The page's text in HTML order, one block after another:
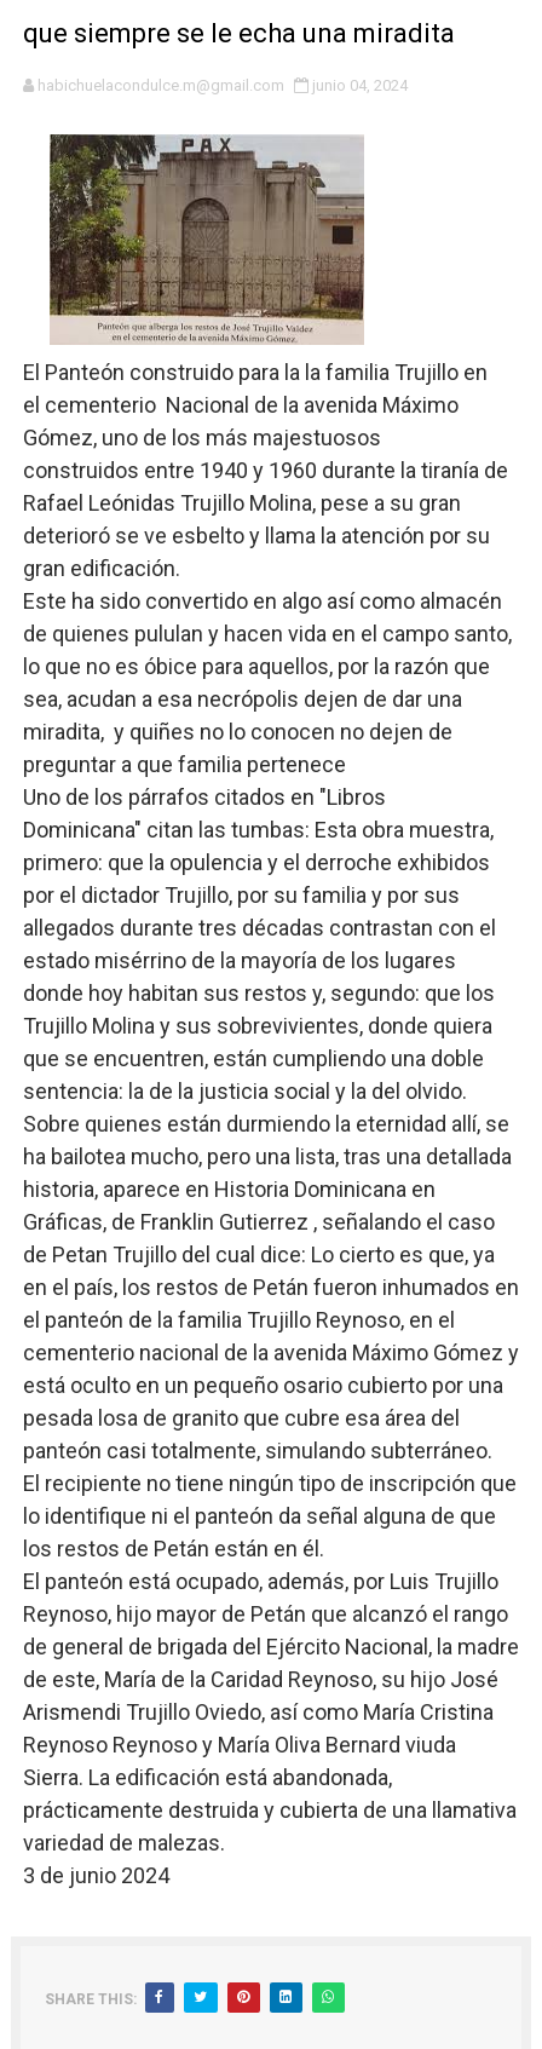
Bienes Nacionales recauda más de RD 57 millones en
Residentes en San Juan beneficiados con jornada
El magistrado Henry Molina decidió no seguir en la
​Domingo Plácido critica la situación económica y
Graduación XII Promoción Servicio Militar Voluntario
Fellito Suberví asegura en Carolina Mejía RD tiene la
CESDN urge fortalecer el sistema eléctrico ante
Candidato a presidente del Colegio de Notarios hace
Digecac realizará Primer Festival de Plantas 2026
Josefa Castillo: Liderazgo y Transformación Social al
Lee Ballester a los que se forman como agentes
Operativo Interinstitucional “Compromiso Ambiental
Trabajadores de la prensa y Obispado de la Provincia
Ministerio de Cultura anuncia ganadores de Premios
que siempre se le echa una miradita
habichuelacondulce.m@gmail.com junio 04, 2024
El Panteón construido para la la familia Trujillo en
el cementerio Nacional de la avenida Máximo
Gómez, uno de los más majestuosos
construidos entre 1940 y 1960 durante la tiranía de
Rafael Leónidas Trujillo Molina, pese a su gran
deterioró se ve esbelto y llama la atención por su
gran edificación.
Este ha sido convertido en algo así como almacén
de quienes pululan y hacen vida en el campo santo,
lo que no es óbice para aquellos, por la razón que
sea, acudan a esa necrópolis dejen de dar una
miradita, y quiñes no lo conocen no dejen de
preguntar a que familia pertenece
Uno de los párrafos citados en "Libros
Dominicana" citan las tumbas: Esta obra muestra,
primero: que la opulencia y el derroche exhibidos
por el dictador Trujillo, por su familia y por sus
allegados durante tres décadas contrastan con el
estado misérrino de la mayoría de los lugares
donde hoy habitan sus restos y, segundo: que los
Trujillo Molina y sus sobrevivientes, donde quiera
que se encuentren, están cumpliendo una doble
sentencia: la de la justicia social y la del olvido.
Sobre quienes están durmiendo la eternidad allí, se
ha bailotea mucho, pero una lista, tras una detallada
historia, aparece en Historia Dominicana en
Gráficas, de Franklin Gutierrez , señalando el caso
de Petan Trujillo del cual dice: Lo cierto es que, ya
en el país, los restos de Petán fueron inhumados en
el panteón de la familia Trujillo Reynoso, en el
cementerio nacional de la avenida Máximo Gómez y
está oculto en un pequeño osario cubierto por una
pesada losa de granito que cubre esa área del
panteón casi totalmente, simulando subterráneo.
El recipiente no tiene ningún tipo de inscripción que
lo identifique ni el panteón da señal alguna de que
los restos de Petán están en él.
El panteón está ocupado, además, por Luis Trujillo
Reynoso, hijo mayor de Petán que alcanzó el rango
de general de brigada del Ejército Nacional, la madre
de este, María de la Caridad Reynoso, su hijo José
Arismendi Trujillo Oviedo, así como María Cristina
Reynoso Reynoso y María Oliva Bernard viuda
Sierra. La edificación está abandonada,
prácticamente destruida y cubierta de una llamativa
variedad de malezas.
3 de junio 2024
SHARE THIS: